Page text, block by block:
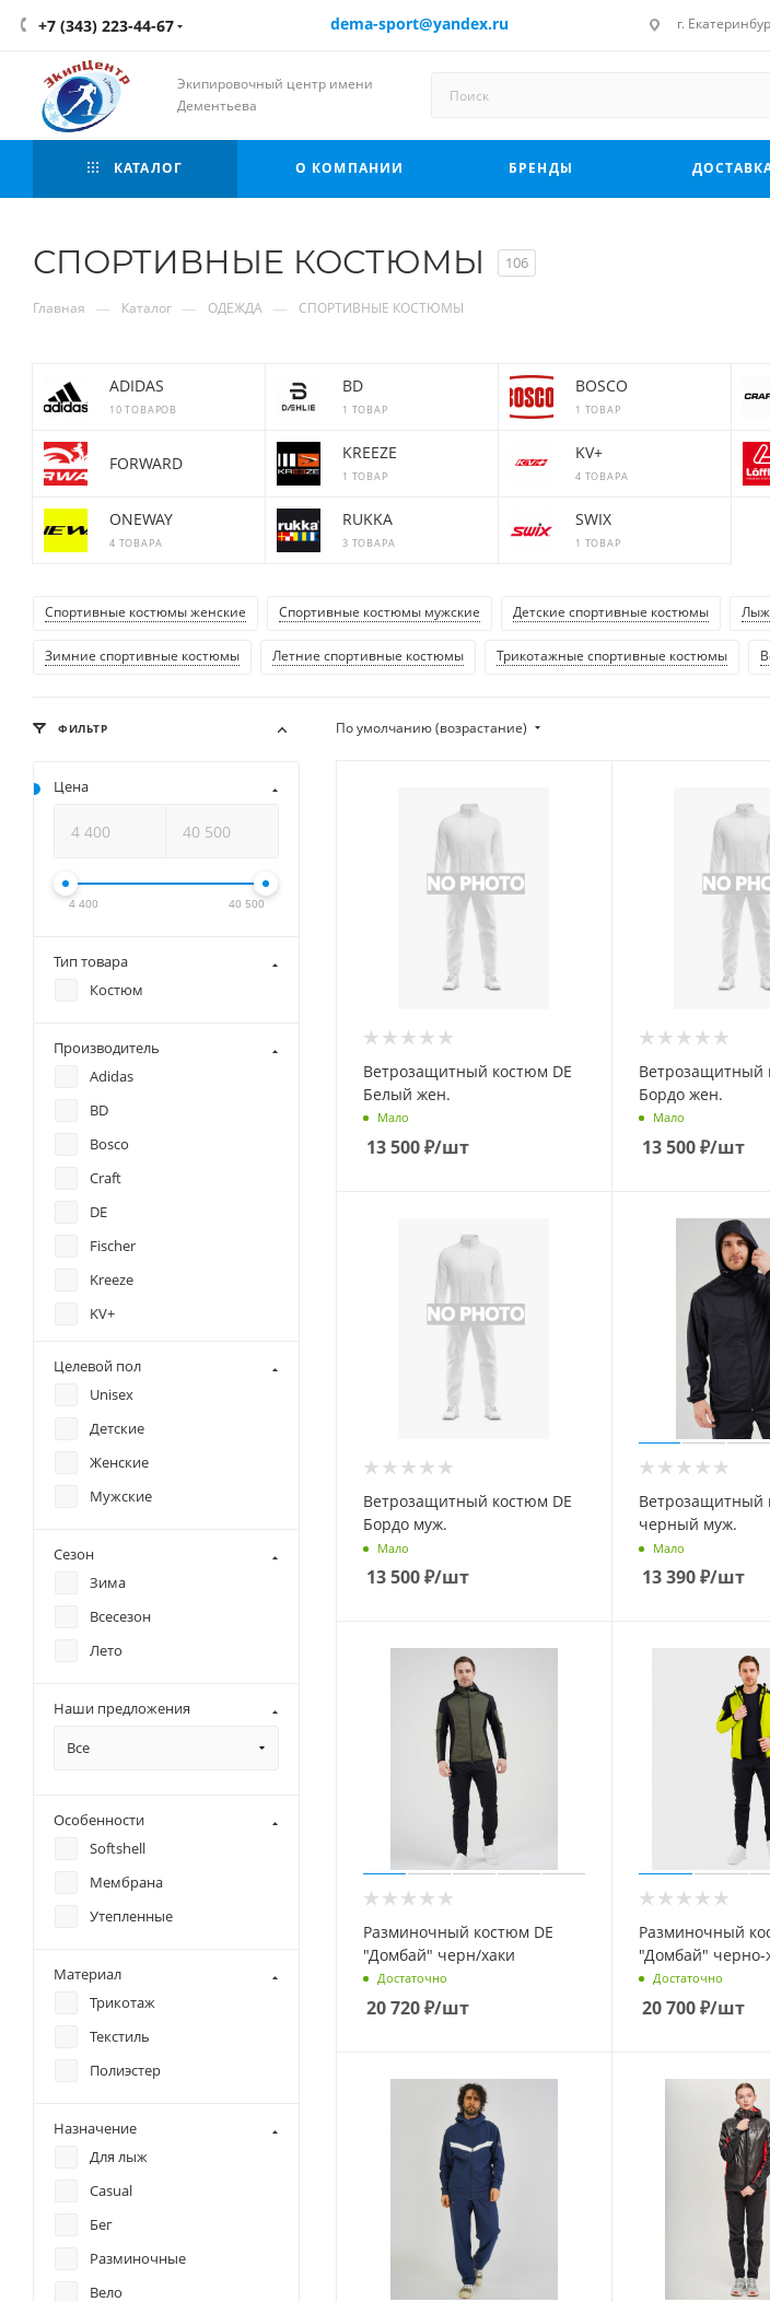
+7 (343) 223-44-67 dema-sport@yandex.ru г.
Экипировочный центр имени
Дементьева
КАТАЛОГ О КОМПАНИИ БРЕНДЫ
СПОРТИВНЫЕ КОСТЮМЫ 106
Главная — Каталог — ОДЕЖДА — СПОРТИВНЫЕ КОСТЮМЫ
ADIDAS
10 ТОВАРОВ
BD
1 ТОВАР
BOSCO
1 ТОВАР
FORWARD
KREEZE
1 ТОВАР
KV+
4 ТОВАРА
ONEWAY
4 ТОВАРА
RUKKA
3 ТОВАРА
SWIX
1 ТОВАР
Спортивные костюмы женские Спортивные костюмы мужские Детские спортивные костюмы
Зимние спортивные костюмы Летние спортивные костюмы Трикотажные спортивные костюмы
По умолчанию (возрастание)
Ветрозащитный костюм DE
Белый жен.
Мало
13 500₽/шт
Ветрозащитный
Бордо жен.
Мало
13 500₽/шт
Ветрозащитный костюм DE
Бордо муж.
Мало
13 500₽/шт
Ветрозащитный
черный муж.
Мало
13 390₽/шт
Разминочный костюм DE
"Домбай" черн/хаки
Достаточно
20 720₽/шт
Разминочный
"Домбай"
Достаточно
20 700₽/шт
ФИЛЬТР
Цена
4 400 40 500
Тип товара
Костюм
Производитель
Adidas
BD
Bosco
Craft
DE
Fischer
Kreeze
KV+
Целевой пол
Unisex
Детские
Женские
Мужские
Сезон
Зима
Всесезон
Лето
Наши предложения
Все
Особенности
Softshell
Мембрана
Утепленные
Материал
Трикотаж
Текстиль
Полиэстер
Назначение
Для лыж
Casual
Бег
Разминочные
Вело